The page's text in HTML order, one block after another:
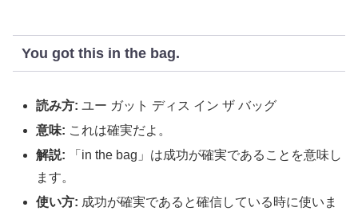
You got this in the bag.
読み方: ユー ガット ディス イン ザ バッグ
意味: これは確実だよ。
解説: 「in the bag」は成功が確実であることを意味し
ます。
使い方: 成功が確実であると確信している時に使いま